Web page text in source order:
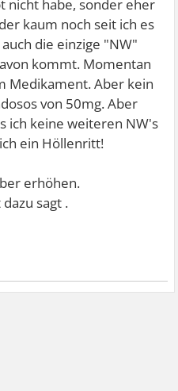
nicht habe, sonder eher
kaum noch seit ich es
die einzige "NW"
kommt. Momentan
Medikament. Aber kein
von 50mg. Aber
ich keine weiteren NW's
ein Höllenritt!
erhöhen.
sagt .